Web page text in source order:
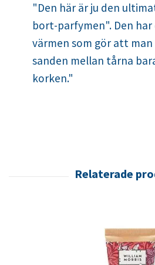
"Den här är ju den
bort-parfymen". Den
värmen som gör att
sanden mellan tårna
korken."